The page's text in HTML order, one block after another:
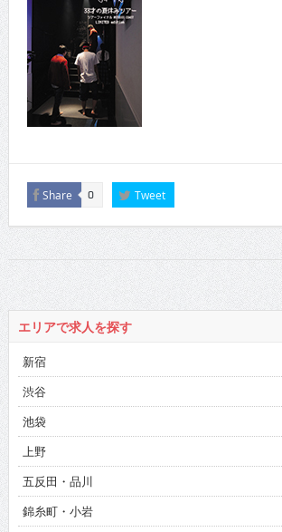
Share 0 Tweet
エリアで求人を探す
新宿
渋谷
池袋
上野
五反田・品川
錦糸町・小岩